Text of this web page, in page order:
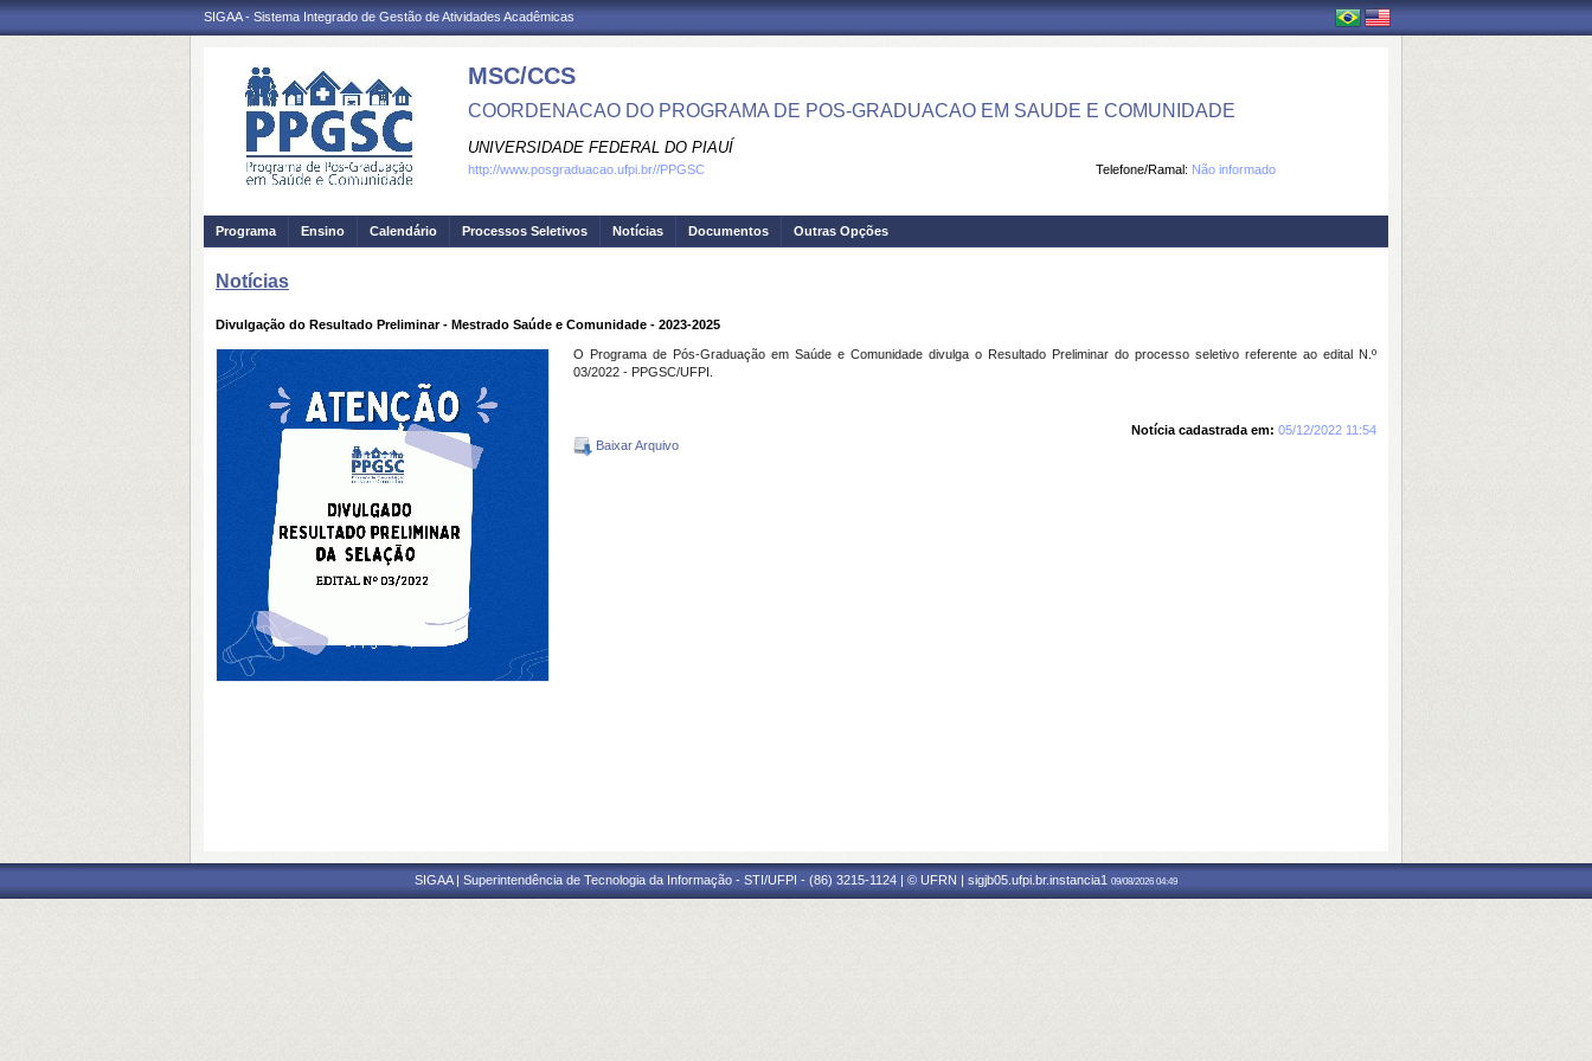
SIGAA - Sistema Integrado de Gestão de Atividades Acadêmicas
MSC/CCS
COORDENACAO DO PROGRAMA DE POS-GRADUACAO EM SAUDE E COMUNIDADE
UNIVERSIDADE FEDERAL DO PIAUÍ
Telefone/Ramal: Não informado
http://www.posgraduacao.ufpi.br//PPGSC
Programa Ensino Calendário Processos Seletivos Notícias Documentos Outras Opções
Notícias
Divulgação do Resultado Preliminar - Mestrado Saúde e Comunidade - 2023-2025
O Programa de Pós-Graduação em Saúde e Comunidade divulga o Resultado Preliminar do processo seletivo referente ao edital N.º
03/2022 - PPGSC/UFPI.
Notícia cadastrada em: 05/12/2022 11:54
Baixar Arquivo
SIGAA | Superintendência de Tecnologia da Informação - STI/UFPI - (86) 3215-1124 | © UFRN | sigjb05.ufpi.br.instancia1 09/08/2026 04:49